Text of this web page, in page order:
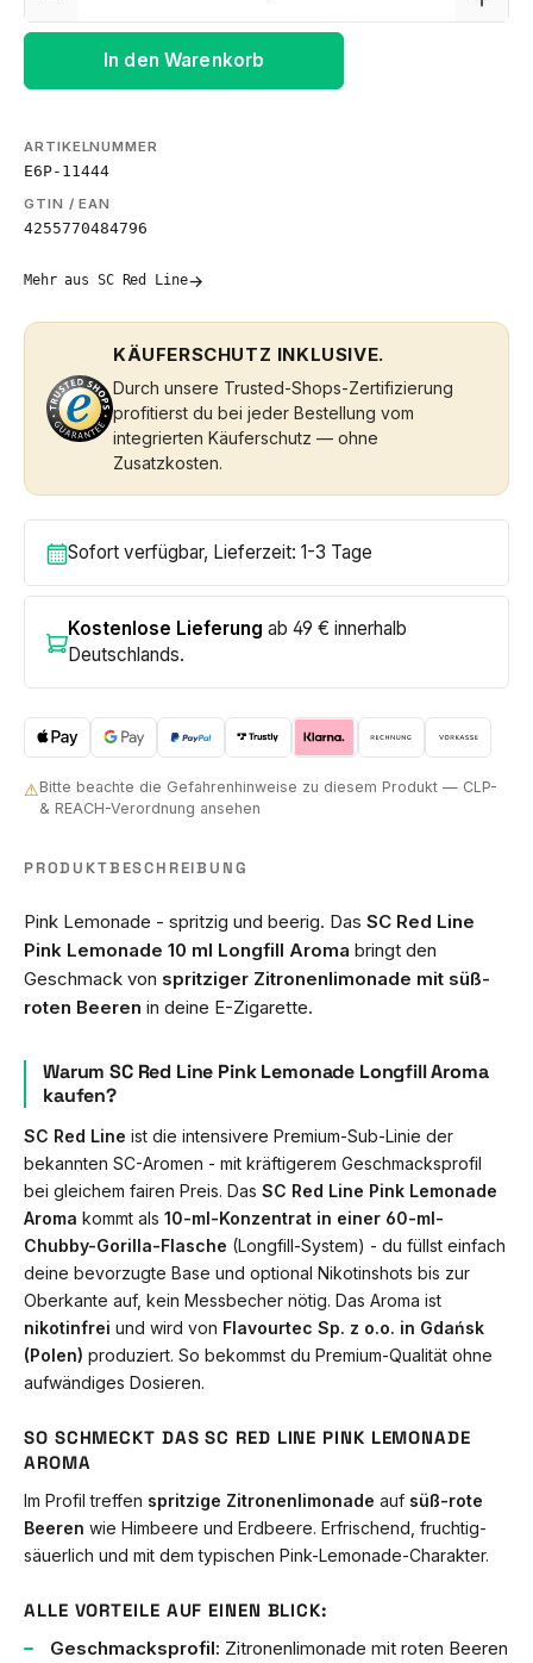
In den Warenkorb
ARTIKELNUMMER
E6P-11444
GTIN / EAN
4255770484796
Mehr aus SC Red Line→
KÄUFERSCHUTZ INKLUSIVE.
Durch unsere Trusted-Shops-Zertifizierung
profitierst du bei jeder Bestellung vom
integrierten Käuferschutz — ohne
Zusatzkosten.
Sofort verfügbar, Lieferzeit: 1-3 Tage
Kostenlose Lieferung ab 49 € innerhalb
Deutschlands.
⚠Bitte beachte die Gefahrenhinweise zu diesem Produkt — CLP-
& REACH-Verordnung ansehen
PRODUKTBESCHREIBUNG
Pink Lemonade - spritzig und beerig. Das SC Red Line
Pink Lemonade 10 ml Longfill Aroma bringt den
Geschmack von spritziger Zitronenlimonade mit süß-
roten Beeren in deine E-Zigarette.
Warum SC Red Line Pink Lemonade Longfill Aroma
kaufen?
SC Red Line ist die intensivere Premium-Sub-Linie der
bekannten SC-Aromen - mit kräftigerem Geschmacksprofil
bei gleichem fairen Preis. Das SC Red Line Pink Lemonade
Aroma kommt als 10-ml-Konzentrat in einer 60-ml-
Chubby-Gorilla-Flasche (Longfill-System) - du füllst einfach
deine bevorzugte Base und optional Nikotinshots bis zur
Oberkante auf, kein Messbecher nötig. Das Aroma ist
nikotinfrei und wird von Flavourtec Sp. z o.o. in Gdańsk
(Polen) produziert. So bekommst du Premium-Qualität ohne
aufwändiges Dosieren.
SO SCHMECKT DAS SC RED LINE PINK LEMONADE
AROMA
Im Profil treffen spritzige Zitronenlimonade auf süß-rote
Beeren wie Himbeere und Erdbeere. Erfrischend, fruchtig-
säuerlich und mit dem typischen Pink-Lemonade-Charakter.
ALLE VORTEILE AUF EINEN BLICK:
Geschmacksprofil: Zitronenlimonade mit roten Beeren